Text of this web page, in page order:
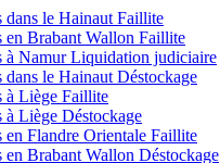
dans le Hainaut Faillite
en Brabant Wallon Faillite
à Namur Liquidation judiciaire
dans le Hainaut Déstockage
à Liège Faillite
à Liège Déstockage
en Flandre Orientale Faillite
en Brabant Wallon Déstockage